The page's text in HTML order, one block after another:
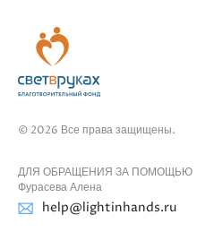
© 2026 Все права защищены.
ДЛЯ ОБРАЩЕНИЯ ЗА ПОМОЩЬЮ
Фурасева Алена
help@lightinhands.ru